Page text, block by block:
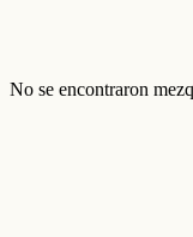
No se encontraron